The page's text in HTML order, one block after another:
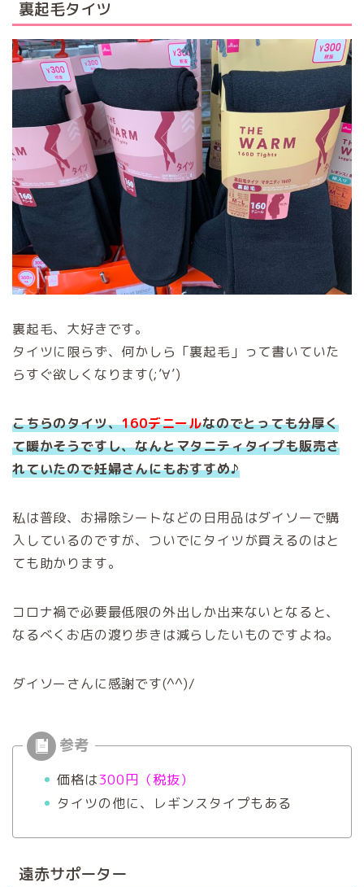
裏起毛タイツ
裏起毛、大好きです。
タイツに限らず、何かしら「裏起毛」って書いていた
らすぐ欲しくなります(;’∀’)
こちらのタイツ、160デニールなのでとっても分厚く
て暖かそうですし、なんとマタニティタイプも販売さ
れていたので妊婦さんにもおすすめ♪
私は普段、お掃除シートなどの日用品はダイソーで購
入しているのですが、ついでにタイツが買えるのはと
ても助かります。
コロナ禍で必要最低限の外出しか出来ないとなると、
なるべくお店の渡り歩きは減らしたいものですよね。
ダイソーさんに感謝です(^^)/
価格は300円（税抜）
タイツの他に、レギンスタイプもある
遠赤サポーター